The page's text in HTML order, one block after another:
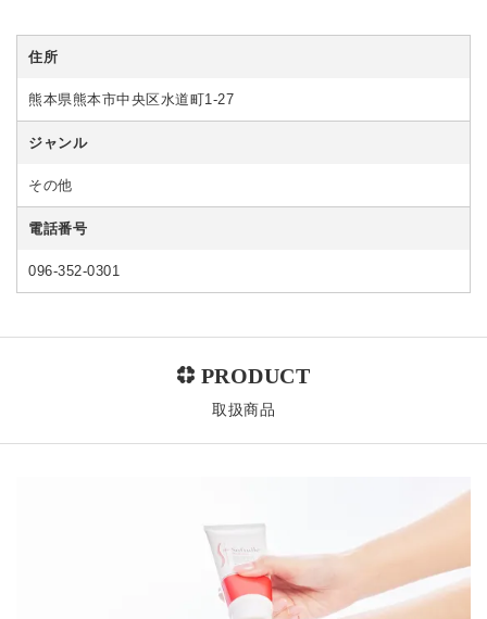
住所
熊本県熊本市中央区水道町1-27
ジャンル
その他
電話番号
096-352-0301
取扱商品